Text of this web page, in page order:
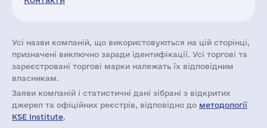
Усі назви компаній, що використовуються на цій сторінці,
призначені виключно заради ідентифікації. Усі торгові та
зареєстровані торгові марки належать їх відповідним
власникам.
Заяви компаній i статистичні дані зібрані з відкритих
джерел та офіційних реєстрів, відповідно до методології
KSE Institute.